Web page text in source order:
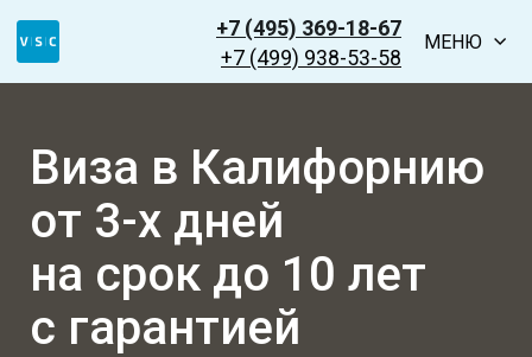
+7 (495) 369-18-67
+7 (499) 938-53-58
МЕНЮ
Виза в Калифорнию
от 3-х дней
на срок до 10 лет
с гарантией